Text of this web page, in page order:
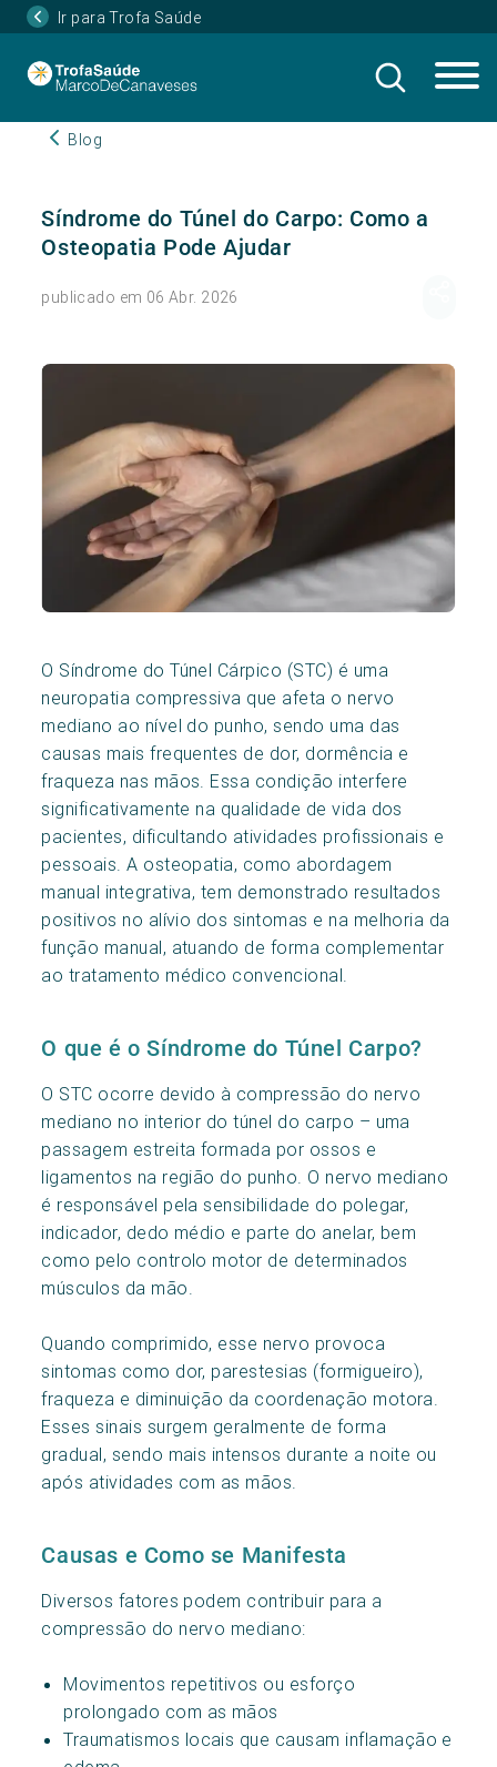
Ir para Trofa Saúde
Blog
Síndrome do Túnel do Carpo: Como a
Osteopatia Pode Ajudar
publicado em 06 Abr. 2026
O Síndrome do Túnel Cárpico (STC) é uma
neuropatia compressiva que afeta o nervo
mediano ao nível do punho, sendo uma das
causas mais frequentes de dor, dormência e
fraqueza nas mãos. Essa condição interfere
significativamente na qualidade de vida dos
pacientes, dificultando atividades profissionais e
pessoais. A osteopatia, como abordagem
manual integrativa, tem demonstrado resultados
positivos no alívio dos sintomas e na melhoria da
função manual, atuando de forma complementar
ao tratamento médico convencional.
O que é o Síndrome do Túnel Carpo?
O STC ocorre devido à compressão do nervo
mediano no interior do túnel do carpo – uma
passagem estreita formada por ossos e
ligamentos na região do punho. O nervo mediano
é responsável pela sensibilidade do polegar,
indicador, dedo médio e parte do anelar, bem
como pelo controlo motor de determinados
músculos da mão.
Quando comprimido, esse nervo provoca
sintomas como dor, parestesias (formigueiro),
fraqueza e diminuição da coordenação motora.
Esses sinais surgem geralmente de forma
gradual, sendo mais intensos durante a noite ou
após atividades com as mãos.
Causas e Como se Manifesta
Diversos fatores podem contribuir para a
compressão do nervo mediano:
Movimentos repetitivos ou esforço
prolongado com as mãos
Traumatismos locais que causam inflamação e